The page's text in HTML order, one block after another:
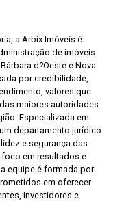
a Arbix Imóveis é
de imóveis
d?Oeste e Nova
por credibilidade,
valores que
maiores autoridades
Especializada em
departamento jurídico
e segurança das
em resultados e
equipe é formada por
em oferecer
investidores e